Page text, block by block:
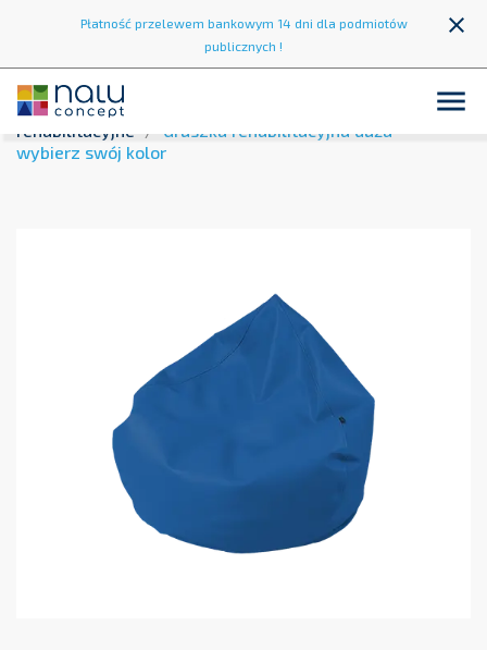
Płatność przelewem bankowym 14 dni dla podmiotów
publicznych !
close

Strona główna
rehabilitacyjne
Gruszka rehabilitacyjna duża -
wybierz swój kolor